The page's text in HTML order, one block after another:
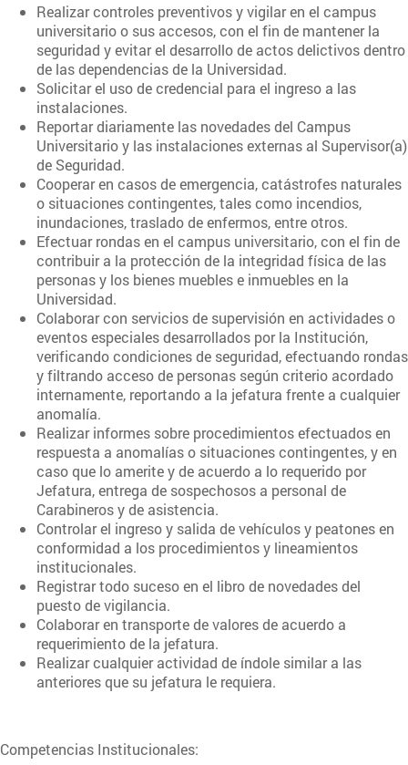
Realizar controles preventivos y vigilar en el campus
universitario o sus accesos, con el fin de mantener la
seguridad y evitar el desarrollo de actos delictivos dentro
de las dependencias de la Universidad.
Solicitar el uso de credencial para el ingreso a las
instalaciones.
Reportar diariamente las novedades del Campus
Universitario y las instalaciones externas al Supervisor(a)
de Seguridad.
Cooperar en casos de emergencia, catástrofes naturales
o situaciones contingentes, tales como incendios,
inundaciones, traslado de enfermos, entre otros.
Efectuar rondas en el campus universitario, con el fin de
contribuir a la protección de la integridad física de las
personas y los bienes muebles e inmuebles en la
Universidad.
Colaborar con servicios de supervisión en actividades o
eventos especiales desarrollados por la Institución,
verificando condiciones de seguridad, efectuando rondas
y filtrando acceso de personas según criterio acordado
internamente, reportando a la jefatura frente a cualquier
anomalía.
Realizar informes sobre procedimientos efectuados en
respuesta a anomalías o situaciones contingentes, y en
caso que lo amerite y de acuerdo a lo requerido por
Jefatura, entrega de sospechosos a personal de
Carabineros y de asistencia.
Controlar el ingreso y salida de vehículos y peatones en
conformidad a los procedimientos y lineamientos
institucionales.
Registrar todo suceso en el libro de novedades del
puesto de vigilancia.
Colaborar en transporte de valores de acuerdo a
requerimiento de la jefatura.
Realizar cualquier actividad de índole similar a las
anteriores que su jefatura le requiera.
Competencias Institucionales: